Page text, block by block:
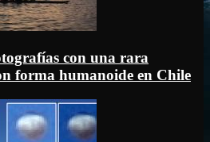
con una rara
forma humanoide en Chile